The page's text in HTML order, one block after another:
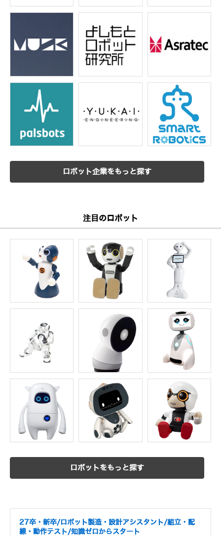
ロボット企業をもっと探す
注目のロボット
ロボットをもっと探す
27卒・新卒/ロボット製造・設計アシスタント/組立・配
線・動作テスト/知識ゼロからスタート